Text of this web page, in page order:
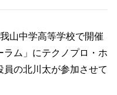
山中学高等学校で開催
ム」にテクノプロ・ホ
の北川太が参加させて